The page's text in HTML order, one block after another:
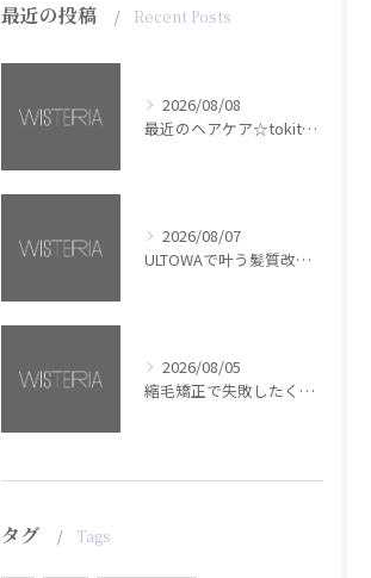
最近の投稿 Recent Posts
2026/08/08
最近のヘアケア☆tokita【銀座・美容室WISTERIA】
2026/08/07
ULTOWAで叶う髪質改善美髪カラー【銀座・美容室WISTERIA】
2026/08/05
縮毛矯正で失敗したくない方へ【銀座・美容室WISTERIA】
タグ Tags